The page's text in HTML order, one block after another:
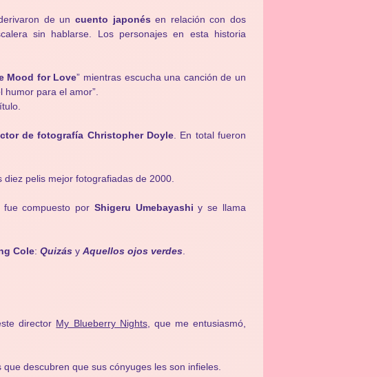
de un cuento japonés en relación con dos
sin hablarse. Los personajes en esta historia
Mood for Love” mientras escucha una canción de un
humor para el amor”.
de fotografía Christopher Doyle . En total fueron
diez pelis mejor fotografiadas de 2000.
compuesto por Shigeru Umebayashi y se llama
Cole: Quizás y Aquellos ojos verdes
director My Blueberry Nights, que me entusiasmó,
descubren que sus cónyuges les son infieles.